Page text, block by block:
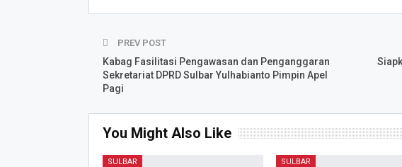
PREV POST
Kabag Fasilitasi Pengawasan dan Penganggaran
Sekretariat DPRD SuIbar Yulhabianto Pimpin Apel
Pagi
You Might Also Like
SULBAR SULBAR